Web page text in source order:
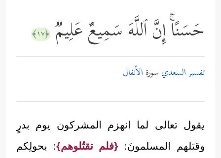
حَسَنًاۚ إِنَّ ٱللَّهَ سَمِیعٌ عَلِیمࣱ ﴿١٧﴾
تفسير السعدي سورة الأنفال
يقول تعالى لما انهزم المشركون يوم بدرٍ
وقتلهم المسلمونَ: {فلم تقتُلوهم}: بحولِكم